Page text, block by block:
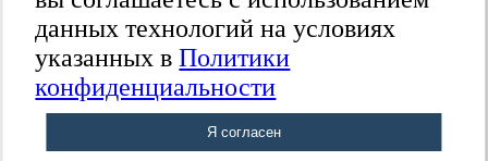
данных технологий на условиях
указанных вПолитики
конфиденциальности
Я согласен
Москва
+7 (495) 646-74-40
Петербург
+7 (812) 418-22-18
© 2015 Hostels of Moscow.